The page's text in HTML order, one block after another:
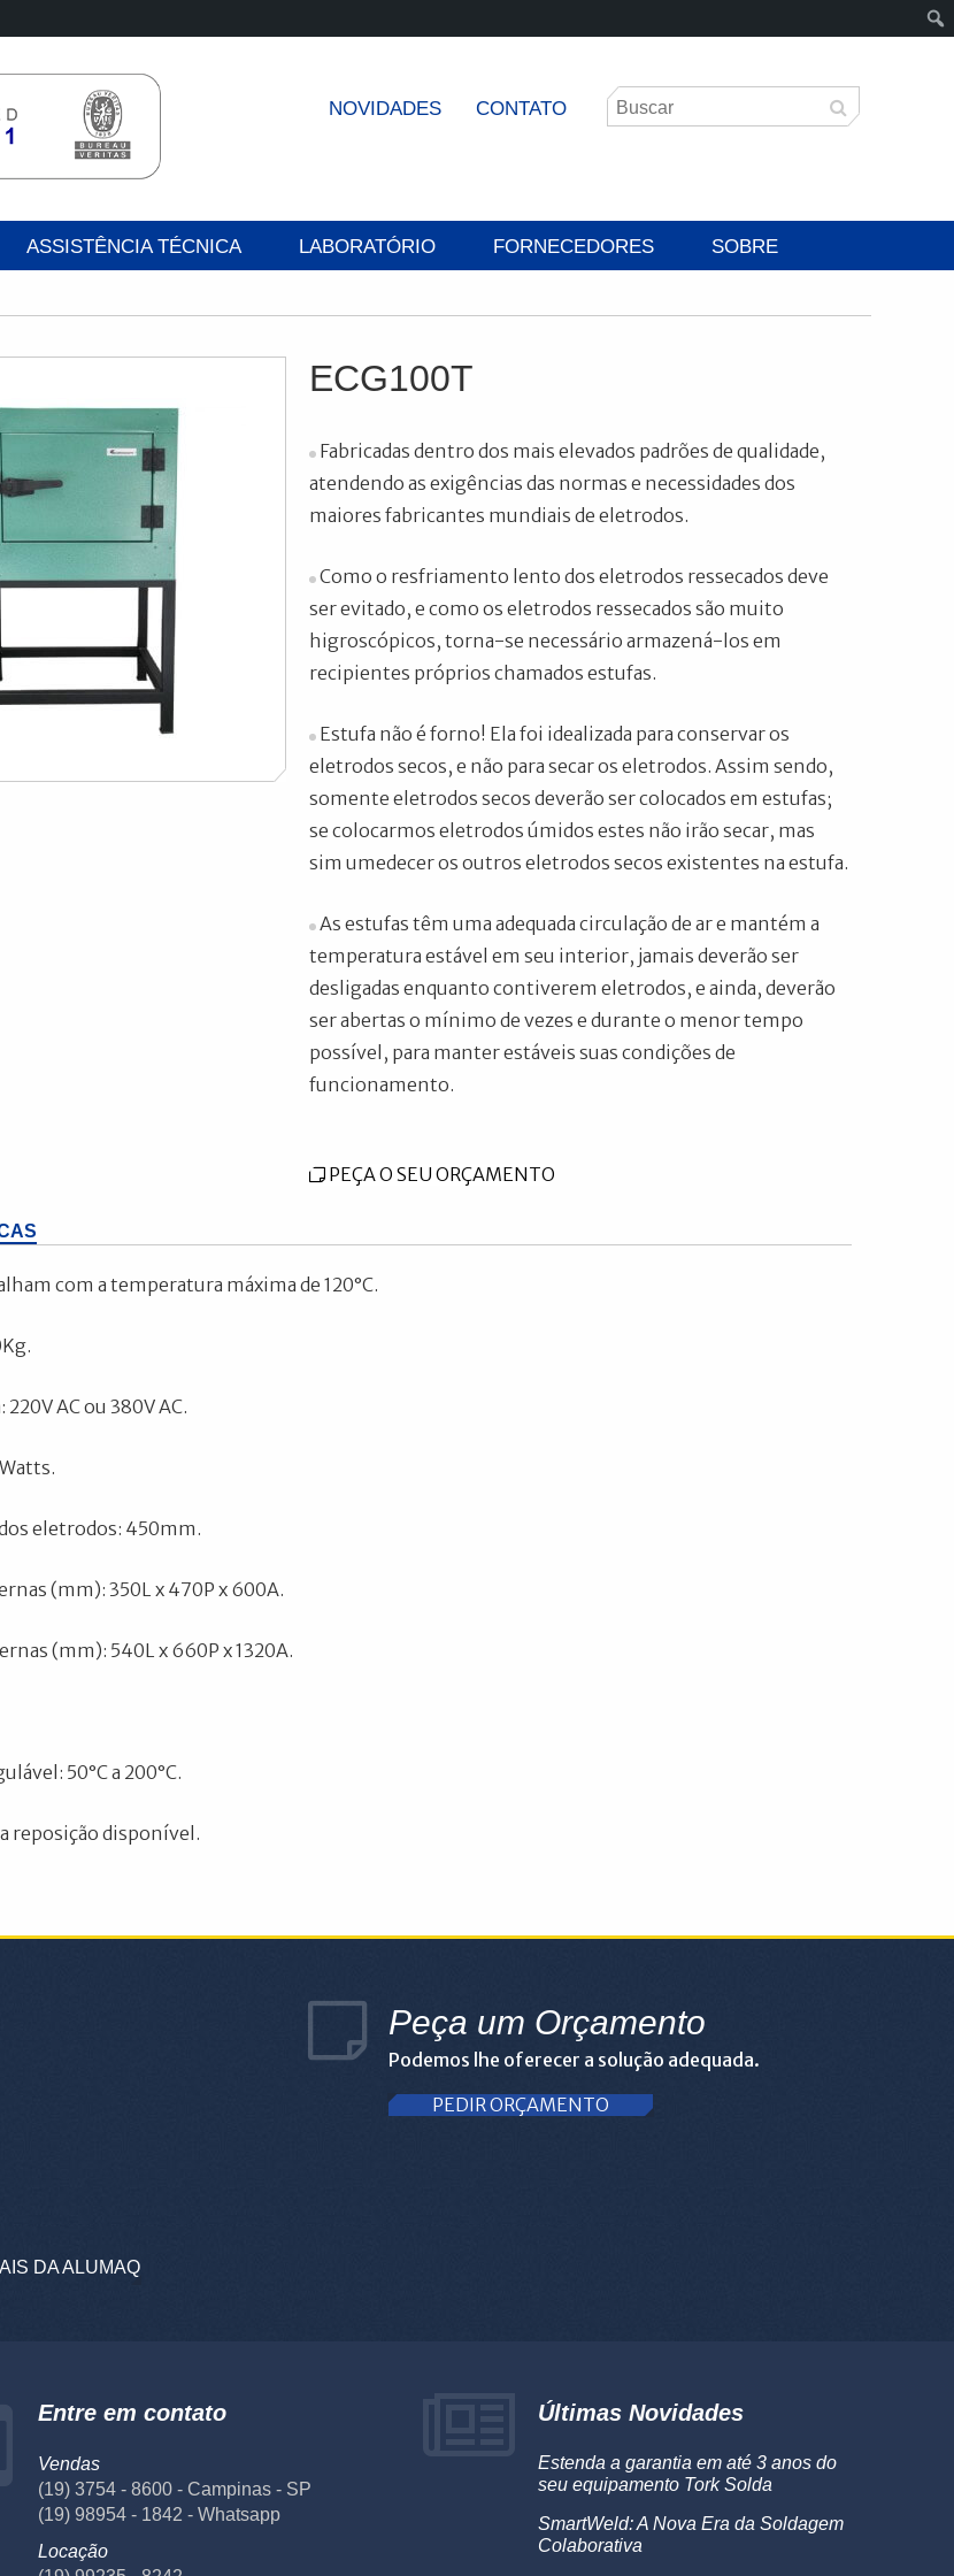
NOVIDADES CONTATO
ASSISTÊNCIA TÉCNICA LABORATÓRIO FORNECEDORES SOBRE
ECG100T
Fabricadas dentro dos mais elevados padrões de qualidade,
atendendo as exigências das normas e necessidades dos
maiores fabricantes mundiais de eletrodos.
Como o resfriamento lento dos eletrodos ressecados deve
ser evitado, e como os eletrodos ressecados são muito
higroscópicos, torna-se necessário armazená-los em
recipientes próprios chamados estufas.
Estufa não é forno! Ela foi idealizada para conservar os
eletrodos secos, e não para secar os eletrodos. Assim sendo,
somente eletrodos secos deverão ser colocados em estufas;
se colocarmos eletrodos úmidos estes não irão secar, mas
sim umedecer os outros eletrodos secos existentes na estufa.
As estufas têm uma adequada circulação de ar e mantém a
temperatura estável em seu interior, jamais deverão ser
desligadas enquanto contiverem eletrodos, e ainda, deverão
ser abertas o mínimo de vezes e durante o menor tempo
possível, para manter estáveis suas condições de
funcionamento.
PEÇA O SEU ORÇAMENTO
com a temperatura máxima de 120°C.
AC ou 380V AC.
eletrodos: 450mm.
(mm): 350L x 470P x 600A.
(mm): 540L x 660P x 1320A.
50°C a 200°C.
reposição disponível.
DA ALUMAQ
Peça um Orçamento
Podemos lhe oferecer a solução adequada.
PEDIR ORÇAMENTO
Entre em contato
Vendas
(19) 3754 - 8600 - Campinas - SP
(19) 98954 - 1842 - Whatsapp
Locação
Últimas Novidades
Estenda a garantia em até 3 anos do
seu equipamento Tork Solda
SmartWeld: A Nova Era da Soldagem
Colaborativa